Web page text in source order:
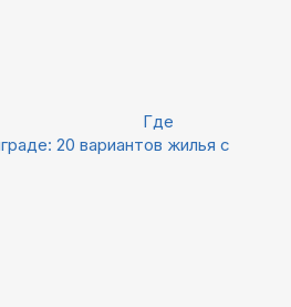
Где
20 вариантов жилья с